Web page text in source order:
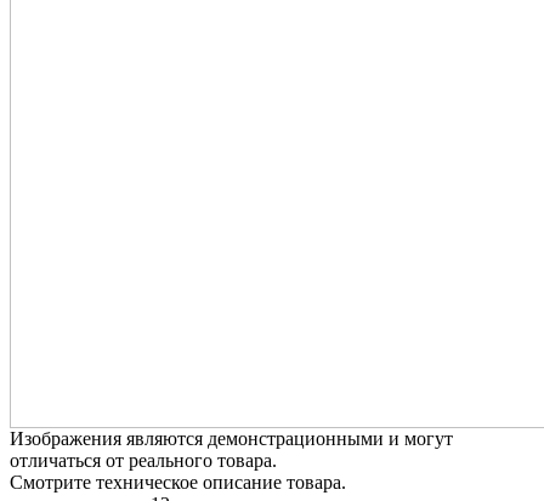
Изображения являются демонстрационными и могут
отличаться от реального товара.
Смотрите техническое описание товара.